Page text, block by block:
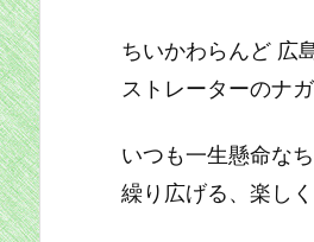
ちいかわらんど 広
ストレーターのナ
いつも一生懸命な
繰り広げる、楽し